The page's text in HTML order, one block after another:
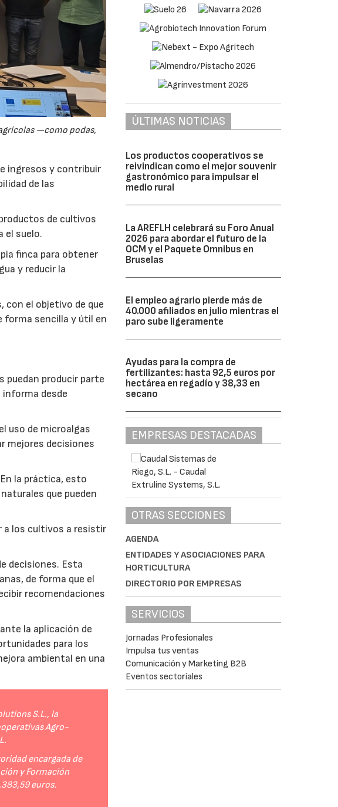
—como podas,
ingresos y contribuir
de las
de cultivos
el suelo.
finca para obtener
y reducir la
con el objetivo de que
forma sencilla y útil en
puedan producir parte
informa desde
uso de microalgas
mejores decisiones
la práctica, esto
que pueden
a los cultivos a resistir
decisiones. Esta
de forma que el
recomendaciones
la aplicación de
para los
ambiental en una
S.L., la
Agro-
encargada de
y Formación
euros.
ÚLTIMAS NOTICIAS
Los productos cooperativos se
reivindican como el mejor souvenir
gastronómico para impulsar el
medio rural
La AREFLH celebrará su Foro Anual
2026 para abordar el futuro de la
OCM y el Paquete Omnibus en
Bruselas
El empleo agrario pierde más de
40.000 afiliados en julio mientras el
paro sube ligeramente
Ayudas para la compra de
fertilizantes: hasta 92,5 euros por
hectárea en regadío y 38,33 en
secano
EMPRESAS DESTACADAS
OTRAS SECCIONES
AGENDA
ENTIDADES Y ASOCIACIONES PARA
HORTICULTURA
DIRECTORIO POR EMPRESAS
SERVICIOS
Jornadas Profesionales
Impulsa tus ventas
Comunicación y Marketing B2B
Eventos sectoriales